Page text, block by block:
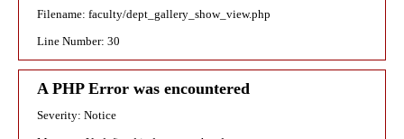
Filename: faculty/dept_gallery_show_view.php
Line Number: 30
A PHP Error was encountered
Severity: Notice